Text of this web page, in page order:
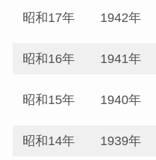
昭和17年 1942年
昭和16年 1941年
昭和15年 1940年
昭和14年 1939年